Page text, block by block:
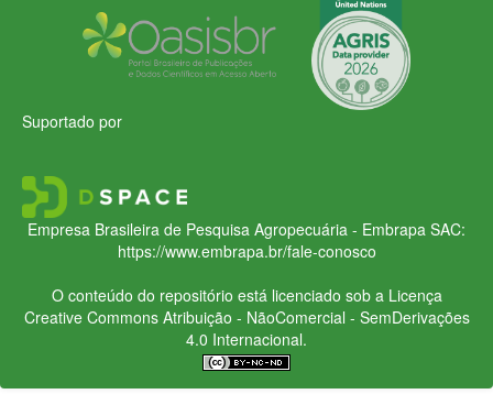
Suportado por
Empresa Brasileira de Pesquisa Agropecuária - Embrapa SAC:
https://www.embrapa.br/fale-conosco
O conteúdo do repositório está licenciado sob a Licença
Creative CommonsAtribuição - NãoComercial - SemDerivações
4.0 Internacional.